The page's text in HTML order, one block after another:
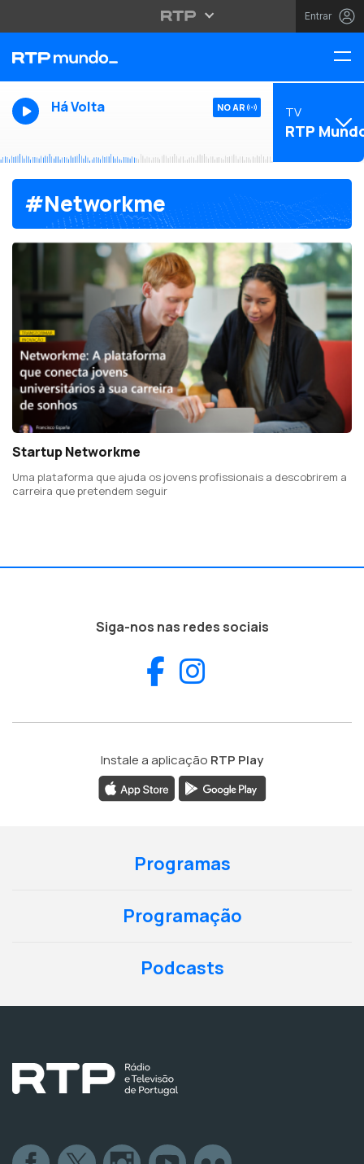
Entrar
Há Volta NO AR TV
RTP
#Networkme
Startup Networkme
Uma plataforma que ajuda os jovens profissionais a descobrirem a
carreira que pretendem seguir
Siga-nos nas redes sociais
Facebook
Instale a aplicação RTP Play
Programas
Programação
Podcasts